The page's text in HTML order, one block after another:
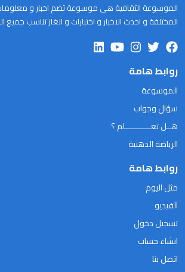
الموسوعة الثقافية هى موسوعة تضم اخبار و
المختلفة و احدث الاخبار و اختبارات و الغاز تناسب جميع
روابط هامة
الموسوعة
سؤال وجواب
هــل تعـــــــــــلم ؟
الرياضة الذهنية
روابط هامة
مثل اليوم
الفيديو
تسجيل دخول
انشاء حساب
اتصل بنا